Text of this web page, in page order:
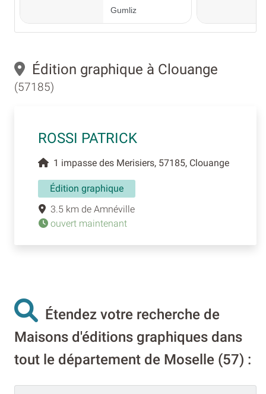
Édition graphique à Clouange
(57185)
ROSSI PATRICK
1 impasse des Merisiers, 57185, Clouange
Édition graphique
3.5 km de Amnéville
ouvert maintenant
Étendez votre recherche de
Maisons d'éditions graphiques dans
tout le département de Moselle (57) :